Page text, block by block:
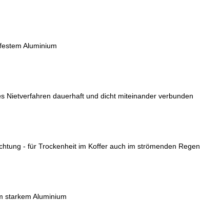
Aluminium
Nietverfahren dauerhaft und dicht miteinander verbunden
- für Trockenheit im Koffer auch im strömenden Regen
starkem Aluminium